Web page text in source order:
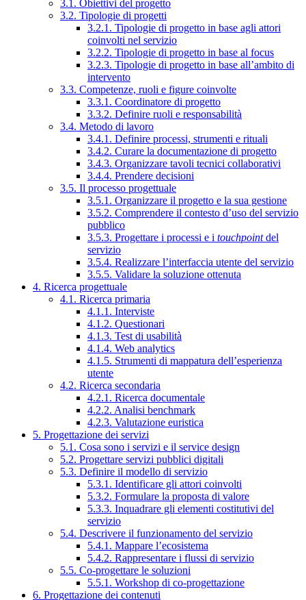
3.1. Obiettivi del progetto
3.2. Tipologie di progetti
3.2.1. Tipologie di progetto in base agli attori
coinvolti nel servizio
3.2.2. Tipologie di progetto in base al focus
3.2.3. Tipologie di progetto in base all’ambito di
intervento
3.3. Competenze, ruoli e figure coinvolte
3.3.1. Coordinatore di progetto
3.3.2. Definire ruoli e responsabilità
3.4. Metodo di lavoro
3.4.1. Definire processi, strumenti e rituali
3.4.2. Curare la documentazione di progetto
3.4.3. Organizzare tavoli tecnici collaborativi
3.4.4. Prendere decisioni
3.5. Il processo progettuale
3.5.1. Organizzare il progetto e la sua gestione
3.5.2. Comprendere il contesto d’uso del servizio
pubblico
3.5.3. Progettare i processi e i touchpointdel
servizio
3.5.4. Realizzare l’interfaccia utente del servizio
3.5.5. Validare la soluzione ottenuta
4. Ricerca progettuale
4.1. Ricerca primaria
4.1.1. Interviste
4.1.2. Questionari
4.1.3. Test di usabilità
4.1.4. Web analytics
4.1.5. Strumenti di mappatura dell’esperienza
utente
4.2. Ricerca secondaria
4.2.1. Ricerca documentale
4.2.2. Analisi benchmark
4.2.3. Valutazione euristica
5. Progettazione dei servizi
5.1. Cosa sono i servizi e il service design
5.2. Progettare servizi pubblici digitali
5.3. Definire il modello di servizio
5.3.1. Identificare gli attori coinvolti
5.3.2. Formulare la proposta di valore
5.3.3. Inquadrare gli elementi costitutivi del
servizio
5.4. Descrivere il funzionamento del servizio
5.4.1. Mappare l’ecosistema
5.4.2. Rappresentare i flussi di servizio
5.5. Co-progettare le soluzioni
5.5.1. Workshop di co-progettazione
6. Progettazione dei contenuti